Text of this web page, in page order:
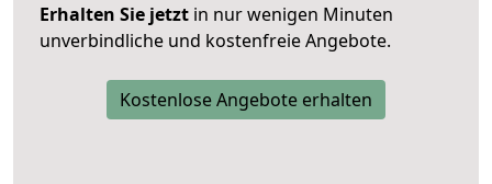
Erhalten Sie jetzt in nur wenigen Minuten
unverbindliche und kostenfreie Angebote.
Kostenlose Angebote erhalten